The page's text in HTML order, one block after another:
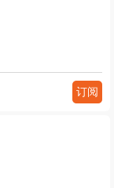
订阅